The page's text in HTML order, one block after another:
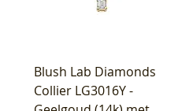
Blush Lab Diamonds
Collier LG3016Y -